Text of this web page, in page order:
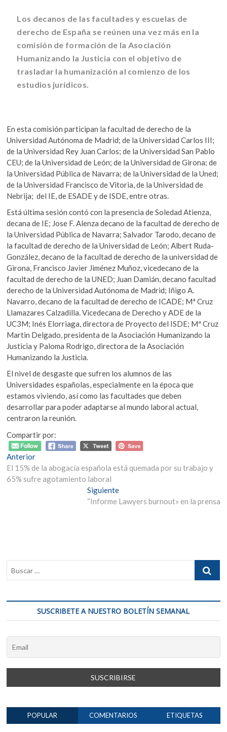
Los decanos de las facultades y escuelas de
derecho de España se reúnen una vez más en la
comisión de formación de la Asociación
Humanizando la Justicia con el objetivo de
trasladar la humanización al comienzo de los
estudios jurídicos.
En esta comisión participan la facultad de derecho de la
Universidad Autónoma de Madrid; de la Universidad Carlos III;
de la Universidad Rey Juan Carlos; de la Universidad San Pablo
CEU; de la Universidad de León; de la Universidad de Girona; de
la Universidad Pública de Navarra; de la Universidad de la Uned;
de la Universidad Francisco de Vitoria, de la Universidad de
Nebrija; del IE, de ESADE y de ISDE, entre otras.
Está última sesión contó con la presencia de Soledad Atienza,
decana de IE; Jose F. Alenza decano de la facultad de derecho de
la Universidad Pública de Navarra; Salvador Tarodo, decano de
la facultad de derecho de la Universidad de León; Albert Ruda-
González, decano de la facultad de derecho de la universidad de
Girona, Francisco Javier Jiménez Muñoz, vicedecano de la
facultad de derecho de la UNED; Juan Damián, decano facultad
derecho de la Universidad Autónoma de Madrid; Iñigo A.
Navarro, decano de la facultad de derecho de ICADE; Mª Cruz
Llamazares Calzadilla. Vicedecana de Derecho y ADE de la
UC3M; Inés Elorriaga, directora de Proyecto del ISDE; Mª Cruz
Martin Delgado, presidenta de la Asociación Humanizando la
Justicia y Paloma Rodrigo, directora de la Asociación
Humanizando la Justicia.
El nivel de desgaste que sufren los alumnos de las
Universidades españolas, especialmente en la época que
estamos viviendo, así como las facultades que deben
desarrollar para poder adaptarse al mundo laboral actual,
centraron la reunión.
Compartir por:
Navegación
de
AnteriorEntrada
anterior:
El 15% de la abogacía española está quemada por su trabajo y
65% sufre agotamiento laboral
SiguienteEntrada
siguiente:
“Informe Lawyers burnout» en la prensa
SUSCRIBETE A NUESTRO BOLETÍN SEMANAL
POPULAR COMENTARIOS ETIQUETAS